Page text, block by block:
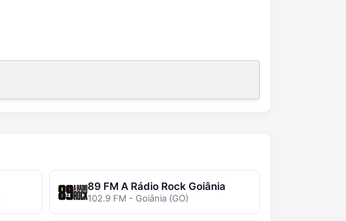
89 FM A Rádio Rock Goiânia
102.9 FM - Goiânia (GO)